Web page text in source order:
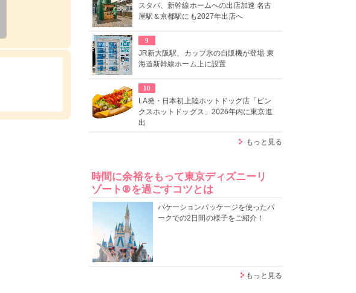
スタバ、新幹線ホームへの出店加速 名古
屋駅＆京都駅にも2027年出店へ
9
JR新大阪駅、カップ氷の自販機が登場 東
海道新幹線ホーム上に設置
10
LA発・日本初上陸ホットドッグ店「ピン
クスホットドッグス」2026年内に東京進
出
もっと見る
時間に余裕をもって東京ディズニーリ
ゾート®を過ごすコツとは
バケーションパッケージを使ったパ
ークでの2日間の様子をご紹介！
もっと見る